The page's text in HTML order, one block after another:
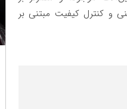
و کنترل کیفیت مبتنی بر